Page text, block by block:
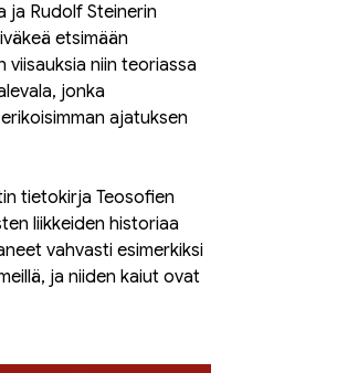
ja Rudolf Steinerin
etsimään
viisauksia niin teoriassa
jonka
ajatuksen
tietokirja Teosofien
liikkeiden historiaa
vahvasti esimerkiksi
ja niiden kaiut ovat